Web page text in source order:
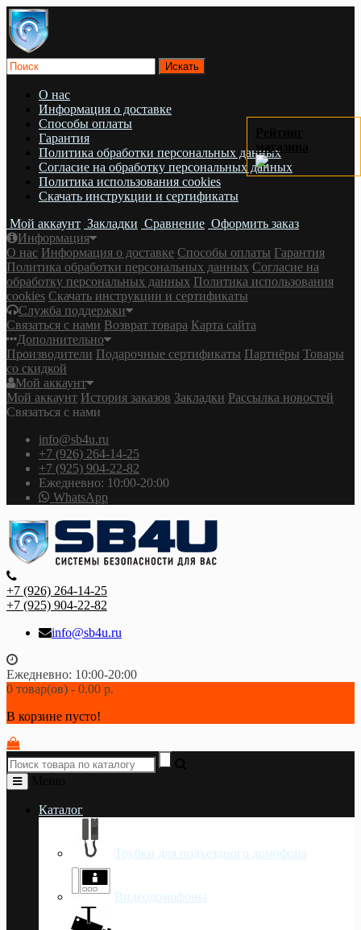
О нас
Информация о доставке
Cпособы оплаты
Гарантия
Политика обработки персональных данных
Согласие на обработку персональных данных
Политика использования cookies
Скачать инструкции и сертификаты
Мой аккаунт Закладки Сравнение Оформить заказ
Информация
О нас Информация о доставке Cпособы оплаты Гарантия
Политика обработки персональных данных Согласие на
обработку персональных данных Политика использования
cookies Скачать инструкции и сертификаты
Служба поддержки
Связаться с нами Возврат товара Карта сайта
Дополнительно
Производители Подарочные сертификаты Партнёры Товары
со скидкой
Мой аккаунт
Мой аккаунт История заказов Закладки Рассылка новостей
Связаться с нами
info@sb4u.ru
+7 (926) 264-14-25
+7 (925) 904-22-82
Ежедневно: 10:00-20:00
WhatsApp
+7 (926) 264-14-25
+7 (925) 904-22-82
info@sb4u.ru
Ежедневно: 10:00-20:00
0 товар(ов) - 0.00 р.
В корзине пусто!
Каталог
Трубки для подъездного домофона
Видеодомофоны